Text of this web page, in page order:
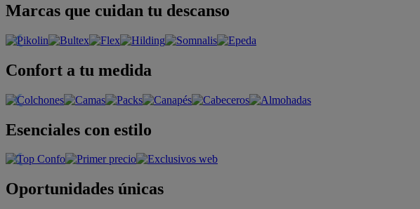
Marcas que cuidan tu descanso
Confort a tu medida
Esenciales con estilo
Oportunidades únicas